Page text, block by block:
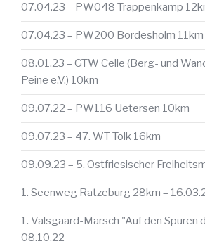
07.04.23 – PW048 Trappenkamp
07.04.23 – PW200 Bordesholm 11km
08.01.23 – GTW Celle (Berg- und
Peine e.V.) 10km
09.07.22 – PW116 Uetersen 10km
09.07.23 – 47. WT Tolk 16km
09.09.23 – 5. Ostfriesischer
1. Seenweg Ratzeburg 28km –
1. Valsgaard-Marsch "Auf den Spuren
08.10.22